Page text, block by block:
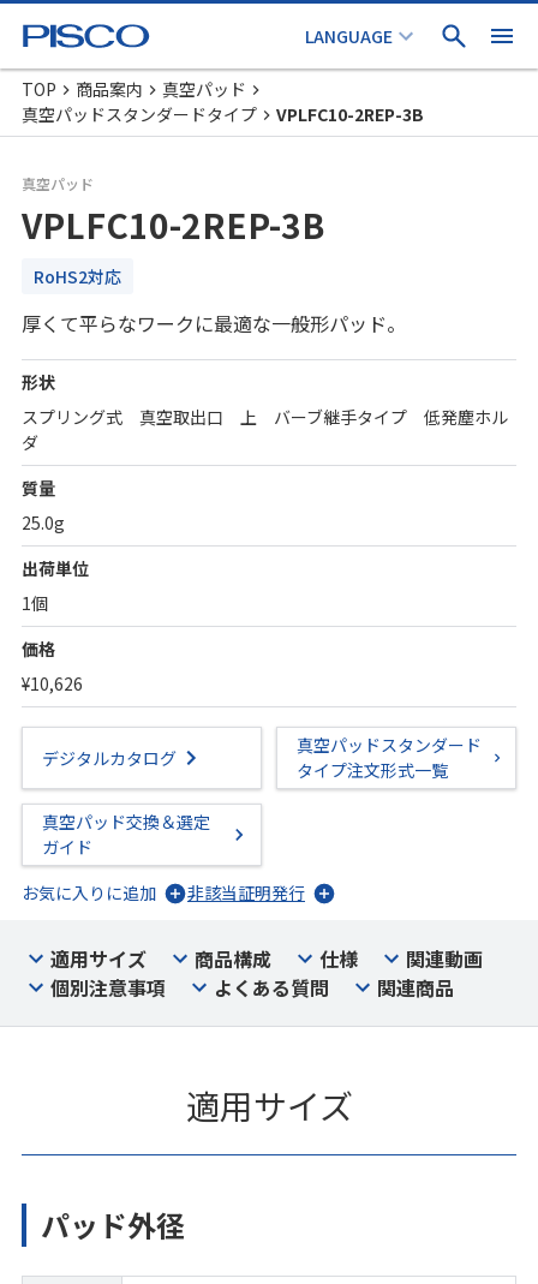
TOP 商品案内
真空パッド
真空パッドスタンダードタイプ
VPLFC10-2REP-3B
真空パッド
VPLFC10-2REP-3B
RoHS2対応
厚くて平らなワークに最適な一般形パッド。
形状
スプリング式 真空取出口 上 バーブ継手タイプ 低発塵ホル
ダ
質量
25.0g
出荷単位
1個
価格
¥10,626
デジタルカタログ
真空パッドスタンダード
タイプ注文形式一覧
真空パッド交換＆選定
ガイド
お気に入りに追加
非該当証明発行
適用サイズ 商品構成 仕様
関連動画
個別注意事項
よくある質問 関連商品
適用サイズ
パッド外径